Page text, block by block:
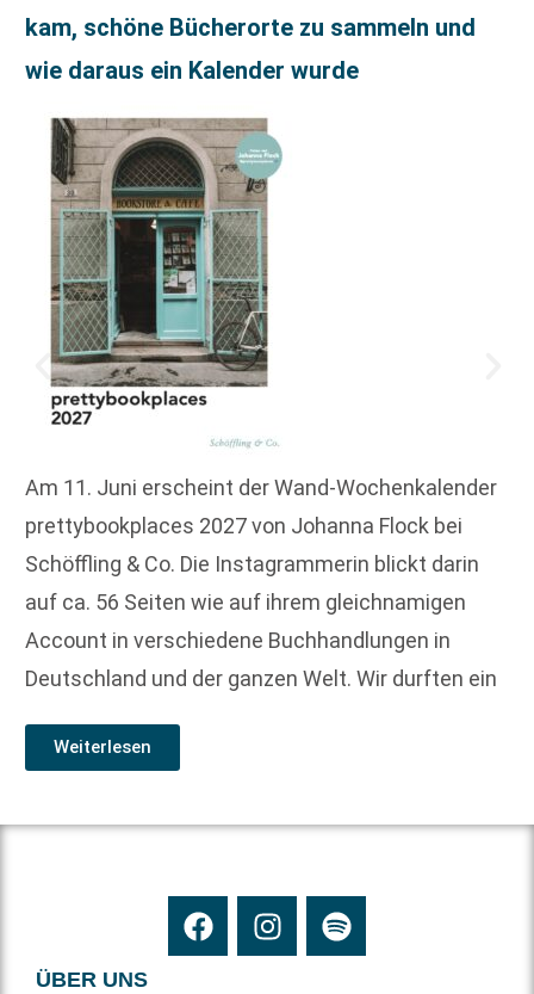
kam, schöne Bücherorte zu sammeln und
wie daraus ein Kalender wurde
Am 11. Juni erscheint der Wand-Wochenkalender
prettybookplaces 2027 von Johanna Flock bei
Schöffling & Co. Die Instagrammerin blickt darin
auf ca. 56 Seiten wie auf ihrem gleichnamigen
Account in verschiedene Buchhandlungen in
Deutschland und der ganzen Welt. Wir durften ein
Weiterlesen
ÜBER UNS